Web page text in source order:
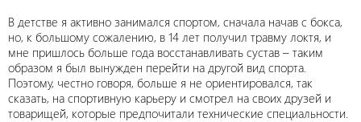
В детстве я активно занимался спортом, сначала начав с бокса,
но, к большому сожалению, в 14 лет получил травму локтя, и
мне пришлось больше года восстанавливать сустав – таким
образом я был вынужден перейти на другой вид спорта.
Поэтому, честно говоря, больше я не ориентировался, так
сказать, на спортивную карьеру и смотрел на своих друзей и
товарищей, которые предпочитали технические специальности.